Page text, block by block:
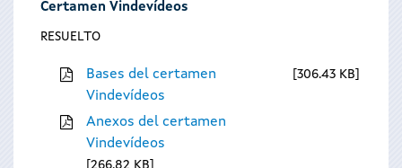
Certamen Vindevídeos
RESUELTO
Bases del certamen
Vindevídeos
306.43 KB
Anexos del certamen
Vindevídeos
266.82 KB